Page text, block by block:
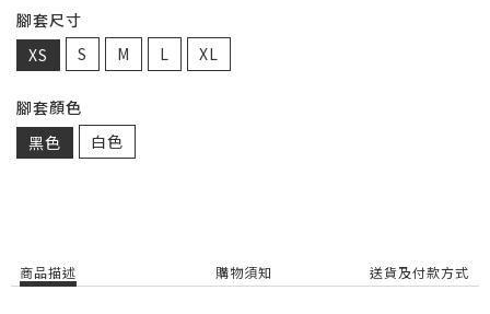
腳套尺寸
XS
S M L XL
腳套顏色
黑色
白色
商品描述 購物須知 送貨及付款方式